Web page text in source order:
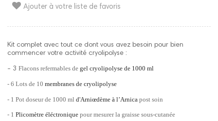
Ajouter à votre liste de favoris
Kit complet avec tout ce dont vous avez besoin pour bien
commencer votre activité cryolipolyse :
- 3 Flacons refermables de gel cryolipolyse de 1000 ml
- 6 Lots de 10 membranes de cryolipolyse
- 1 Pot doseur de 1000 ml d'Arniœdème à l’Arnica post soin
- 1 Plicomètre éléctronique pour mesurer la graisse sous-cutanée